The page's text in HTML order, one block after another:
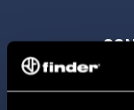
Nossa